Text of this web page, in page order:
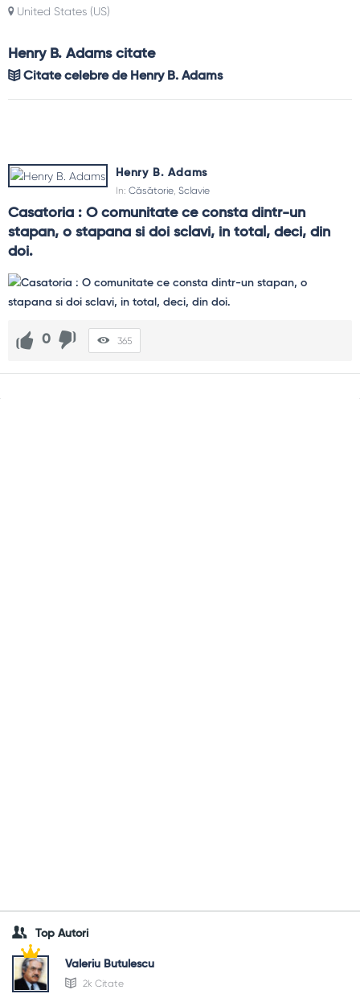
United States (US)
Henry B. Adams citate
Citate celebre de Henry B. Adams
Henry B. Adams
In: Căsătorie, Sclavie
Casatoria : O comunitate ce consta dintr-un
stapan, o stapana si doi sclavi, in total, deci, din
doi.
0 365
Top Autori
Valeriu Butulescu
2k Citate